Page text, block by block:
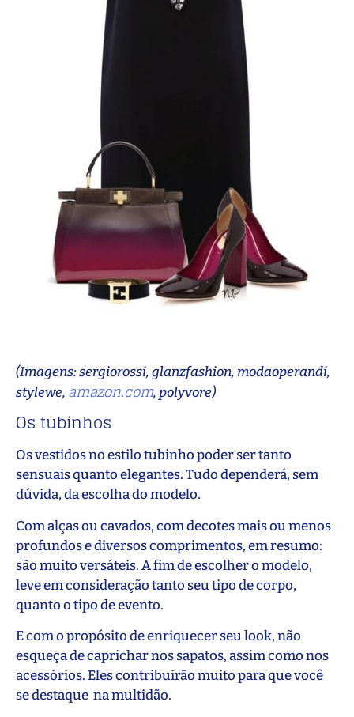
(Imagens: sergiorossi, glanzfashion, modaoperandi,
stylewe, amazon.com, polyvore)
Os tubinhos
Os vestidos no estilo tubinho poder ser tanto
sensuais quanto elegantes. Tudo dependerá, sem
dúvida, da escolha do modelo.
Com alças ou cavados, com decotes mais ou menos
profundos e diversos comprimentos, em resumo:
são muito versáteis. A fim de escolher o modelo,
leve em consideração tanto seu tipo de corpo,
quanto o tipo de evento.
E com o propósito de enriquecer seu look, não
esqueça de caprichar nos sapatos, assim como nos
acessórios. Eles contribuirão muito para que você
se destaque na multidão.